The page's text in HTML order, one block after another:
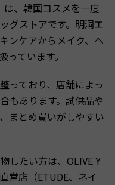
は、韓国コスメを一度
グストアです。明洞エ
ンケアからメイク、ヘ
ています。
っており、店舗によっ
もあります。試供品や
まとめ買いがしやすい
したい方は、OLIVE Y
営店（ETUDE、ネイ